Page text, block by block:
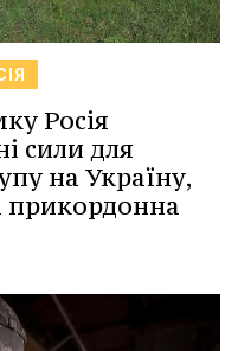
Росія
сили для
на Україну,
прикордонна